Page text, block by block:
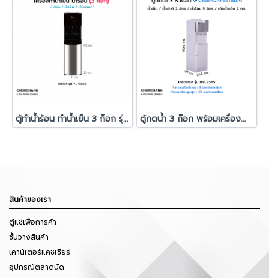
ตู้ทำน้ำร้อน ทำน้ำเย็น 3 ก็อก รุ่น รุ่น YL 1566B ตู้กดน้ำ 3 ก๊อก พร้อมเครื่องทำน้ำแข็ง FRESHER รุ่น BYCZ565
สินค้าของเรา
ตู้แช่เพื่อการค้า
ชั้นวางสินค้า
เคาน์เตอร์แคชเชียร์
อุปกรณ์ตลาดนัด